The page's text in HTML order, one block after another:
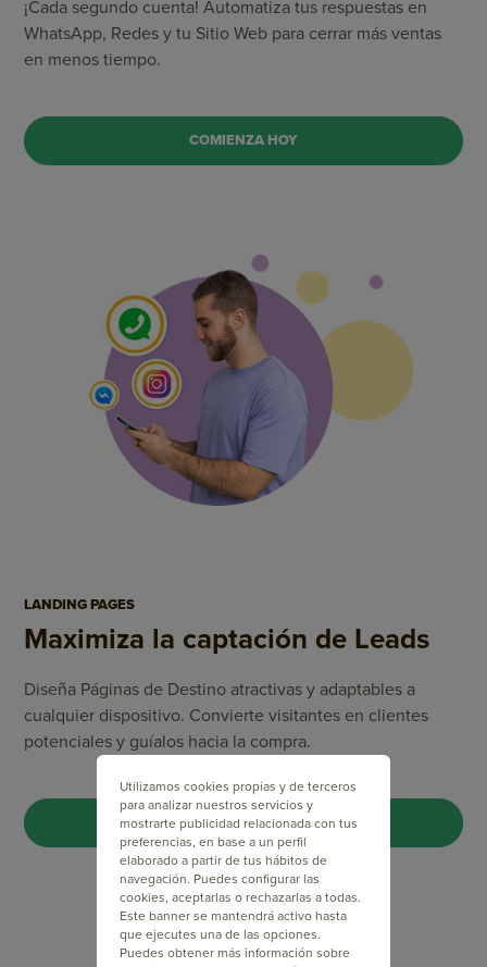
¡Cada segundo cuenta! Automatiza tus respuestas en
WhatsApp, Redes y tu Sitio Web para cerrar más ventas
en menos tiempo.
COMIENZA HOY
LANDING PAGES
Maximiza la captación de Leads
Diseña Páginas de Destino atractivas y adaptables a
cualquier dispositivo. Convierte visitantes en clientes
potenciales y guíalos hacia la compra.
CREA TU LANDING PAGE
Utilizamos cookies propias y de terceros
para analizar nuestros servicios y
mostrarte publicidad relacionada con tus
preferencias, en base a un perfil
elaborado a partir de tus hábitos de
navegación. Puedes configurar las
cookies, aceptarlas o rechazarlas a todas.
Este banner se mantendrá activo hasta
que ejecutes una de las opciones.
Puedes obtener más información sobre